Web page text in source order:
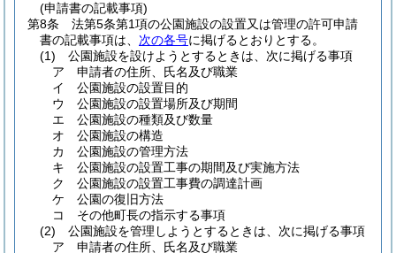
(申請書の記載事項)
第8条
法第5条第1項の公園施設の設置又は管理の許可申請
書の記載事項は、 次の各号に掲げるとおりとする。
(1)
公園施設を設けようとするときは、次に掲げる事項
ア
申請者の住所、氏名及び職業
イ
公園施設の設置目的
ウ
公園施設の設置場所及び期間
エ
公園施設の種類及び数量
オ
公園施設の構造
カ
公園施設の管理方法
キ
公園施設の設置工事の期間及び実施方法
ク
公園施設の設置工事費の調達計画
ケ
公園の復旧方法
コ
その他町長の指示する事項
(2)
公園施設を管理しようとするときは、次に掲げる事項
ア
申請者の住所、氏名及び職業